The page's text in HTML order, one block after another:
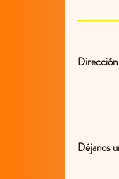
Dirección
Déjanos